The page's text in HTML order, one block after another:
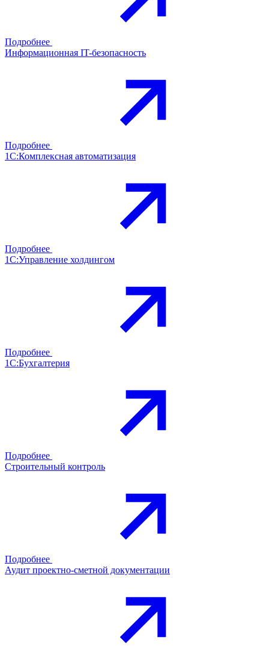
Подробнее
Информационная IT-безопасность
Подробнее
1С:Комплексная автоматизация
Подробнее
1С:Управление холдингом
Подробнее
1С:Бухгалтерия
Подробнее
Строительный контроль
Подробнее
Аудит проектно-сметной документации